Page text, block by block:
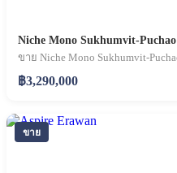
Niche Mono Sukhumvit-Puchao
฿3,290,000
ขาย